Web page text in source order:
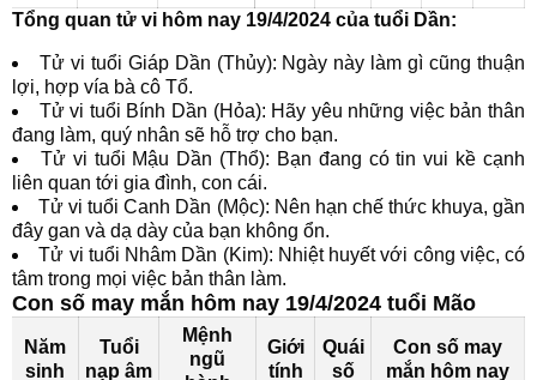
Tổng quan tử vi hôm nay 19/4/2024 của tuổi Dần:
Tử vi tuổi Giáp Dần (Thủy): Ngày này làm gì cũng thuận
lợi, hợp vía bà cô Tổ.
Tử vi tuổi Bính Dần (Hỏa): Hãy yêu những việc bản thân
đang làm, quý nhân sẽ hỗ trợ cho bạn.
Tử vi tuổi Mậu Dần (Thổ): Bạn đang có tin vui kề cạnh
liên quan tới gia đình, con cái.
Tử vi tuổi Canh Dần (Mộc): Nên hạn chế thức khuya, gần
đây gan và dạ dày của bạn không ổn.
Tử vi tuổi Nhâm Dần (Kim): Nhiệt huyết với công việc, có
tâm trong mọi việc bản thân làm.
Con số may mắn hôm nay 19/4/2024 tuổi Mão
Năm
sinh
Tuổi
nạp âm
Mệnh
ngũ
Giới
tính
Quái
số
Con số may
mắn hôm nay